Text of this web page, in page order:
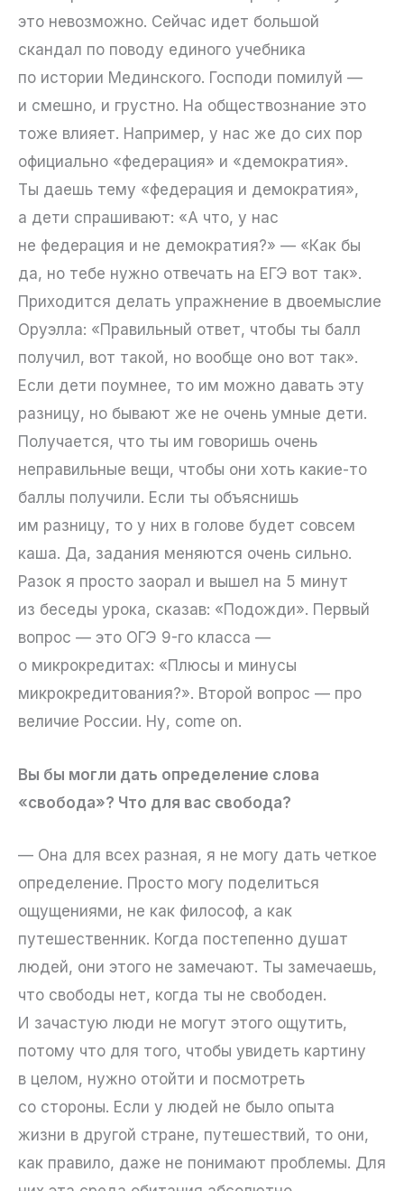
это невозможно. Сейчас идет большой
скандал по поводу единого учебника
по истории Мединского. Господи помилуй —
и смешно, и грустно. На обществознание это
тоже влияет. Например, у нас же до сих пор
официально «федерация» и «демократия».
Ты даешь тему «федерация и демократия»,
а дети спрашивают: «А что, у нас
не федерация и не демократия?» — «Как бы
да, но тебе нужно отвечать на ЕГЭ вот так».
Приходится делать упражнение в двоемыслие
Оруэлла: «Правильный ответ, чтобы ты балл
получил, вот такой, но вообще оно вот так».
Если дети поумнее, то им можно давать эту
разницу, но бывают же не очень умные дети.
Получается, что ты им говоришь очень
неправильные вещи, чтобы они хоть какие-то
баллы получили. Если ты объяснишь
им разницу, то у них в голове будет совсем
каша. Да, задания меняются очень сильно.
Разок я просто заорал и вышел на 5 минут
из беседы урока, сказав: «Подожди». Первый
вопрос — это ОГЭ 9-го класса —
о микрокредитах: «Плюсы и минусы
микрокредитования?». Второй вопрос — про
величие России. Ну, come on.
Вы бы могли дать определение слова
«свобода»? Что для вас свобода?
— Она для всех разная, я не могу дать четкое
определение. Просто могу поделиться
ощущениями, не как философ, а как
путешественник. Когда постепенно душат
людей, они этого не замечают. Ты замечаешь,
что свободы нет, когда ты не свободен.
И зачастую люди не могут этого ощутить,
потому что для того, чтобы увидеть картину
в целом, нужно отойти и посмотреть
со стороны. Если у людей не было опыта
жизни в другой стране, путешествий, то они,
как правило, даже не понимают проблемы. Для